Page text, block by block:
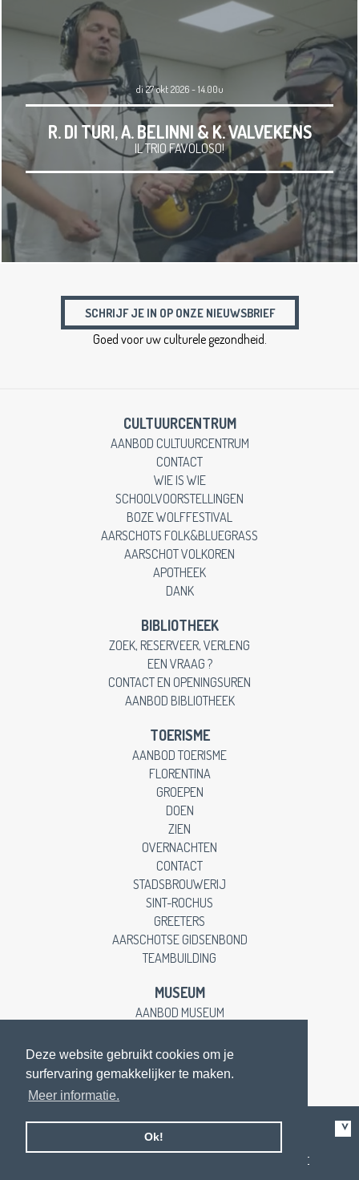
Deze website gebruikt cookies om je
surfervaring gemakkelijker te maken.
Meer informatie.
Ok!
di 27 okt 2026 - 14.00u
R. DI TURI, A. BELINNI & K. VALVEKENS
IL TRIO FAVOLOSO!
SCHRIJF JE IN OP ONZE NIEUWSBRIEF
Goed voor uw culturele gezondheid.
CULTUURCENTRUM
AANBOD CULTUURCENTRUM
CONTACT
WIE IS WIE
SCHOOLVOORSTELLINGEN
BOZE WOLFFESTIVAL
AARSCHOTS FOLK&BLUEGRASS
AARSCHOT VOLKOREN
APOTHEEK
DANK
BIBLIOTHEEK
ZOEK, RESERVEER, VERLENG
EEN VRAAG ?
CONTACT EN OPENINGSUREN
AANBOD BIBLIOTHEEK
TOERISME
AANBOD TOERISME
FLORENTINA
GROEPEN
DOEN
ZIEN
OVERNACHTEN
CONTACT
STADSBROUWERIJ
SINT-ROCHUS
GREETERS
AARSCHOTSE GIDSENBOND
TEAMBUILDING
MUSEUM
AANBOD MUSEUM
CONTACT
Like us on facebook
contacteer onsop de Gasthuissite |privacy en disclaimer